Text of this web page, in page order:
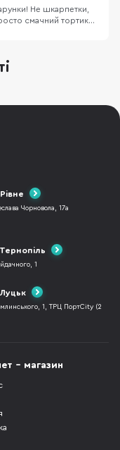
Не шкарпетки,
смачний тортик
ми тут порозпитували
подарунки. 70%
Чорновола, 17а
1
1, ТРЦ ПортCity (2
- магазин